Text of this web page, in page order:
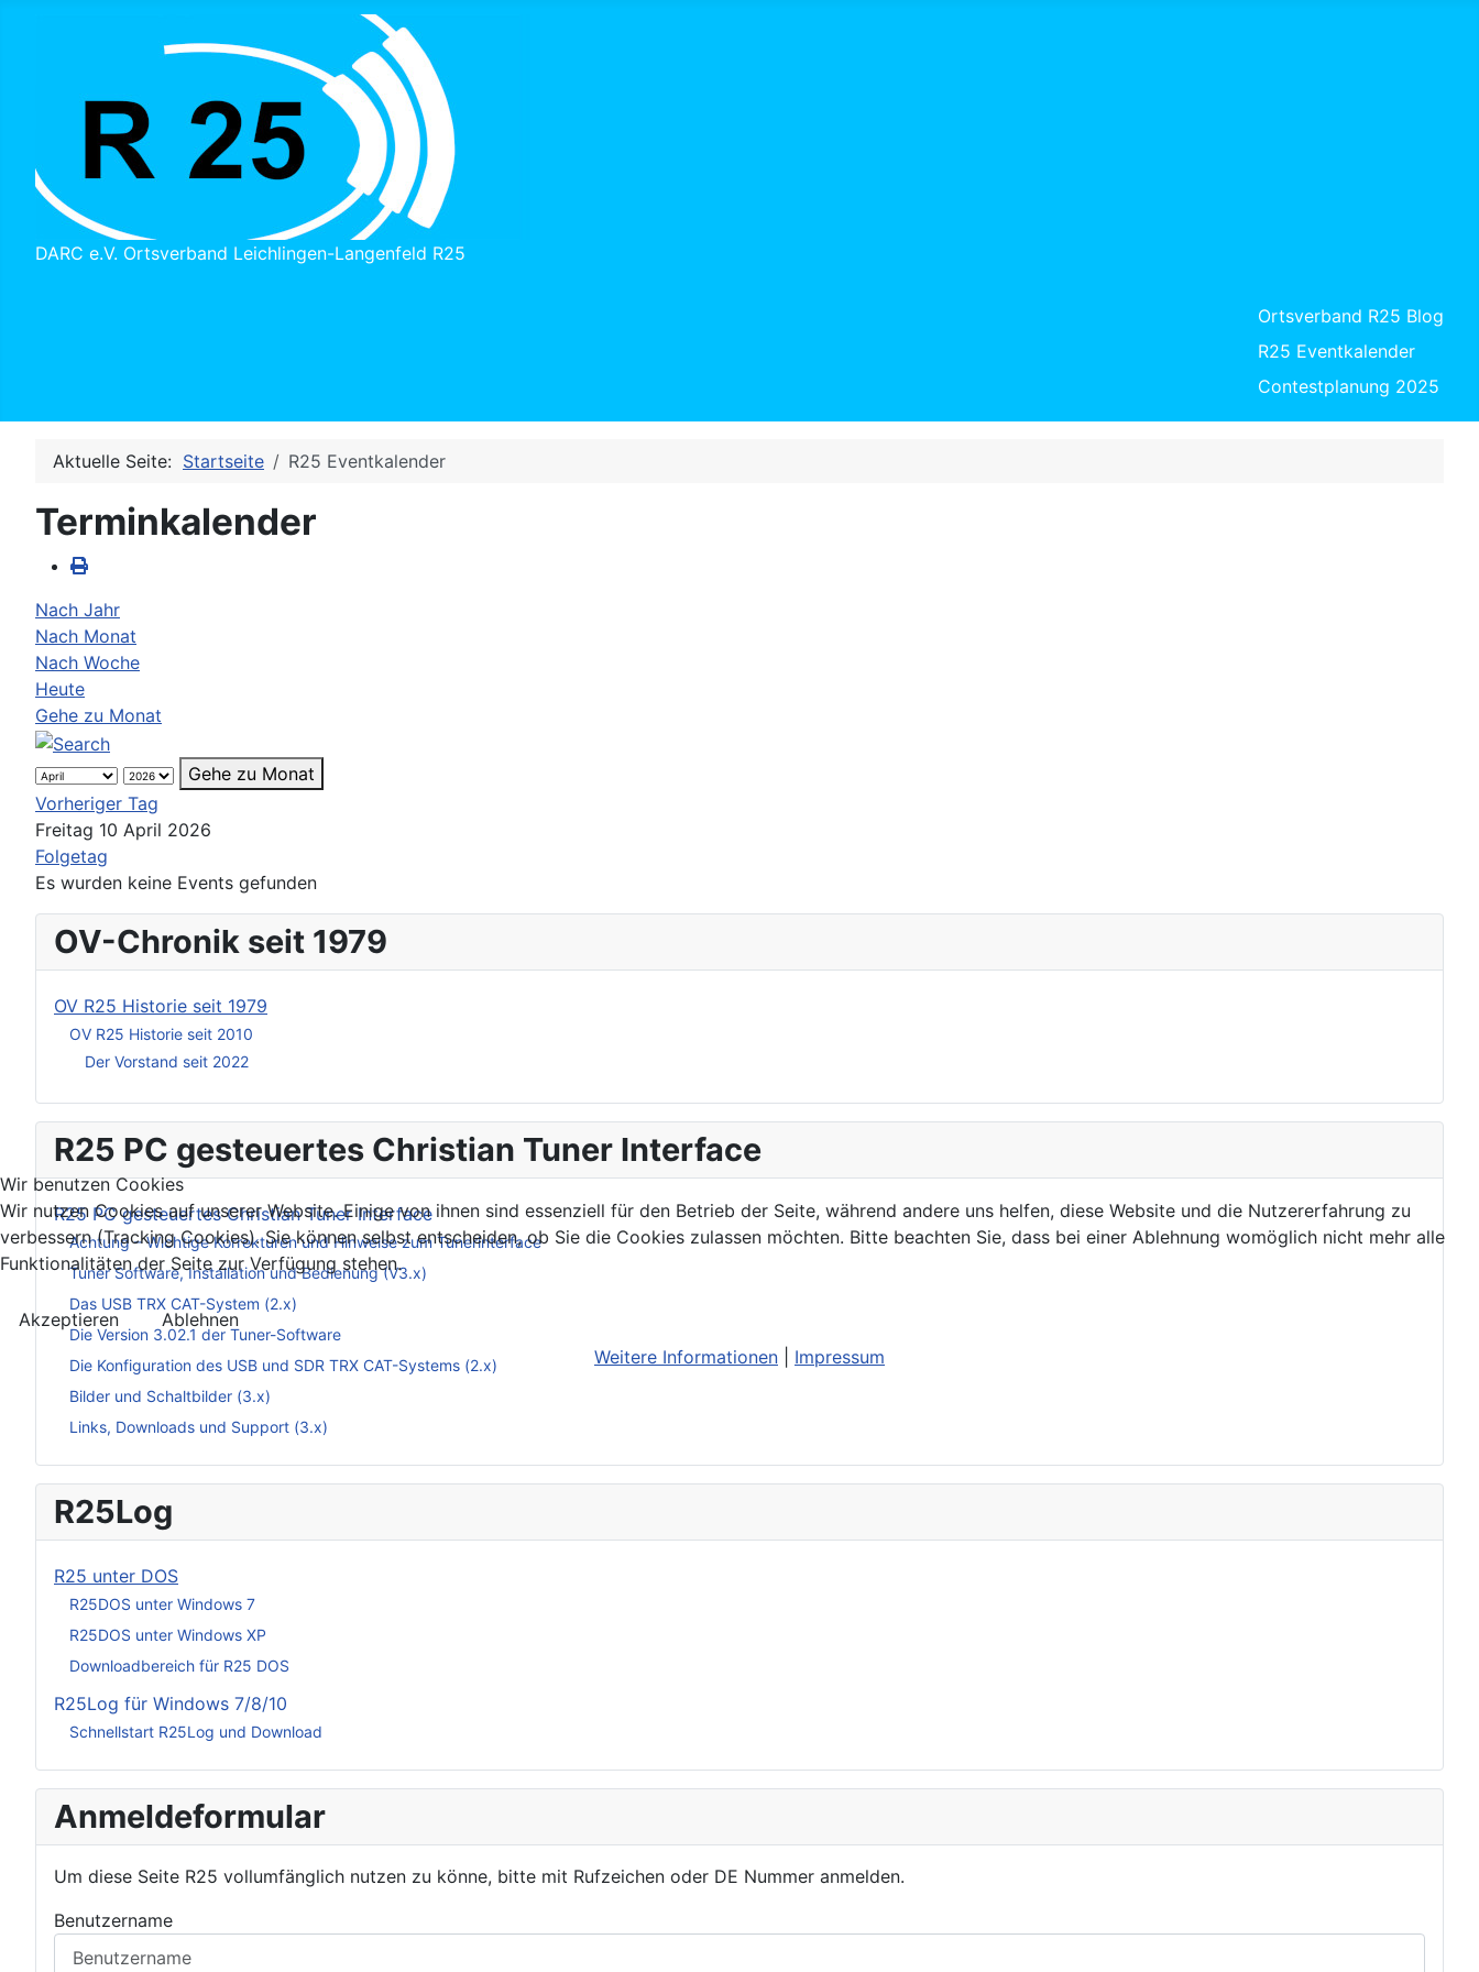
DARC e.V. Ortsverband Leichlingen-Langenfeld R25
Ortsverband R25 Blog
R25 Eventkalender
Contestplanung 2025
OV-Chronik seit 1979
OV R25 Historie seit 1979
OV R25 Historie seit 2010
Der Vorstand seit 2022
R25 PC gesteuertes Christian Tuner Interface
R25 PC gesteuertes Christian Tuner Interface
Achtung – Wichtige Korrekturen und Hinweise zum Tunerinterface
Tuner Software, Installation und Bedienung (V3.x)
Das USB TRX CAT-System (2.x)
Die Version 3.02.1 der Tuner-Software
Die Konfiguration des USB und SDR TRX CAT-Systems (2.x)
Bilder und Schaltbilder (3.x)
Links, Downloads und Support (3.x)
R25Log
R25 unter DOS
R25DOS unter Windows 7
R25DOS unter Windows XP
Downloadbereich für R25 DOS
R25Log für Windows 7/8/10
Schnellstart R25Log und Download
Anmeldeformular
Um diese Seite R25 vollumfänglich nutzen zu könne, bitte mit Rufzeichen oder DE Nummer anmelden.
Benutzername
Aktuelle Seite: Startseite R25 Eventkalender
Terminkalender
Nach Jahr
Nach Monat
Nach Woche
Heute
Gehe zu Monat
Gehe zu Monat
Vorheriger Tag
Freitag 10 April 2026
Folgetag
Es wurden keine Events gefunden
Wir benutzen Cookies
Wir nutzen Cookies auf unserer Website. Einige von ihnen sind essenziell für den Betrieb der Seite, während andere uns helfen, diese Website und die Nutzererfahrung zu
verbessern (Tracking Cookies). Sie können selbst entscheiden, ob Sie die Cookies zulassen möchten. Bitte beachten Sie, dass bei einer Ablehnung womöglich nicht mehr alle
Funktionalitäten der Seite zur Verfügung stehen.
Akzeptieren
Ablehnen
Weitere Informationen
Impressum